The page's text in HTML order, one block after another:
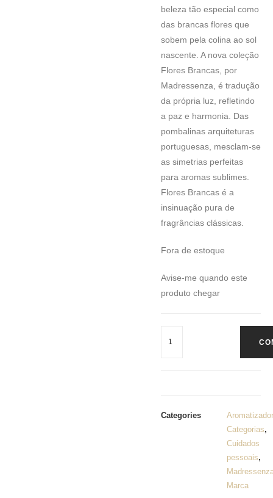
beleza tão especial como
das brancas flores que
sobem pela colina ao sol
nascente. A nova coleção
Flores Brancas, por
Madressenza, é tradução
da própria luz, refletindo
a paz e harmonia. Das
pombalinas arquiteturas
portuguesas, mesclam-se
as simetrias perfeitas
para aromas sublimes.
Flores Brancas é a
insinuação pura de
fragrâncias clássicas.
Fora de estoque
Avise-me quando este
produto chegar
Categories
Aromatizador
Categorias,
Cuidados
pessoais,
Marca